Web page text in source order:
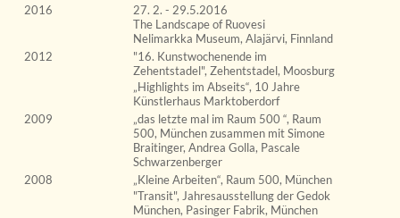
2016
27. 2. - 29.5.2016
The Landscape of Ruovesi
Nelimarkka Museum, Alajärvi, Finnland
2012
"16. Kunstwochenende im
Zehentstadel", Zehentstadel, Moosburg
„Highlights im Abseits“, 10 Jahre
Künstlerhaus Marktoberdorf
2009
„das letzte mal im Raum 500 “, Raum
500, München zusammen mit Simone
Braitinger, Andrea Golla, Pascale
Schwarzenberger
2008
„Kleine Arbeiten“, Raum 500, München
"Transit", Jahresausstellung der Gedok
München, Pasinger Fabrik, München